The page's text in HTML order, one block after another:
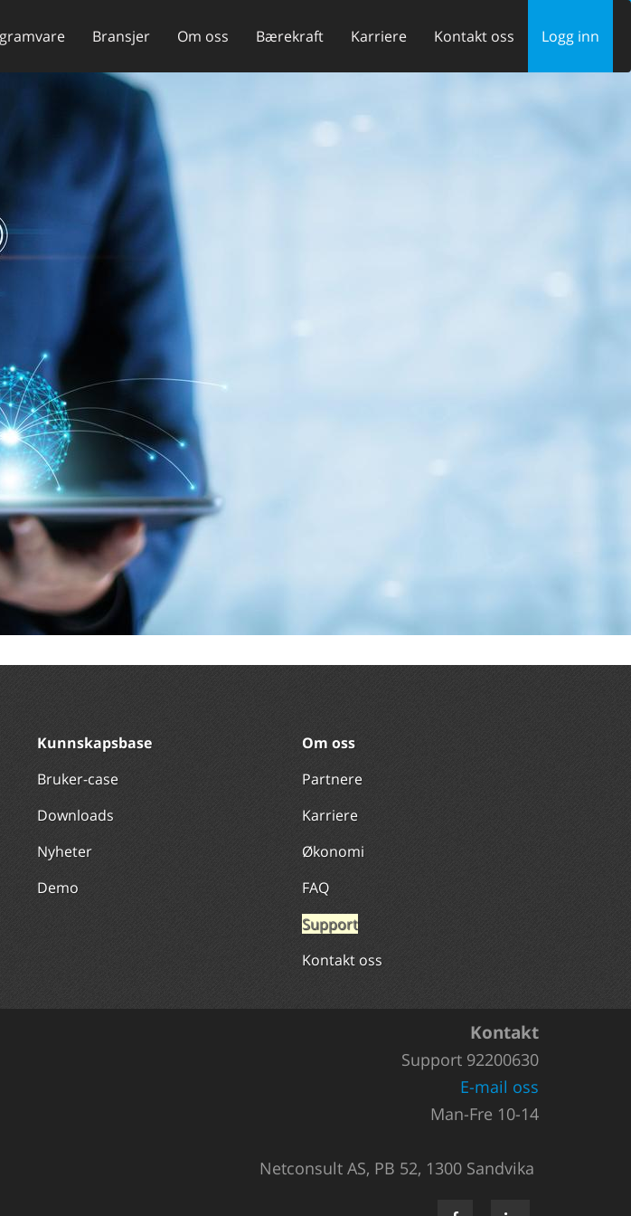
Bransjer Om oss Bærekraft Karriere Kontakt oss Logg inn
Kunnskapsbase
Bruker-case
Downloads
Nyheter
Demo
Om oss
Partnere
Karriere
Økonomi
FAQ
Support
Kontakt oss
Kontakt
Support 92200630
E-mail oss
Man-Fre 10-14
Netconsult AS, PB 52, 1300 Sandvika